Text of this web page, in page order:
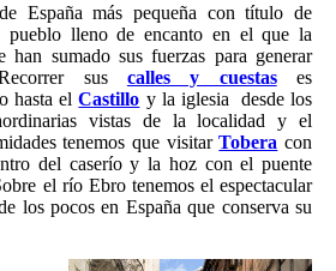
España más pequeña con título de
pueblo lleno de encanto en el que la
han sumado sus fuerzas para generar
sus calles y cuestases
hasta elCastillo y la iglesia desde los
vistas de la localidad y el
tenemos que visitarTobera con
del caserío y la hoz con el puente
el río Ebro tenemos el espectacular
los pocos en España que conserva su